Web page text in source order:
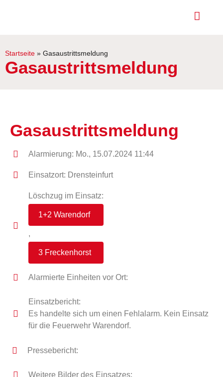
Startseite » Gasaustrittsmeldung
Gasaustrittsmeldung
Gasaustrittsmeldung
Alarmierung: Mo., 15.07.2024 11:44
Einsatzort: Drensteinfurt
Löschzug im Einsatz:
1+2 Warendorf
,
3 Freckenhorst
Alarmierte Einheiten vor Ort:
Einsatzbericht:
Es handelte sich um einen Fehlalarm. Kein Einsatz
für die Feuerwehr Warendorf.
Pressebericht:
Weitere Bilder des Einsatzes: